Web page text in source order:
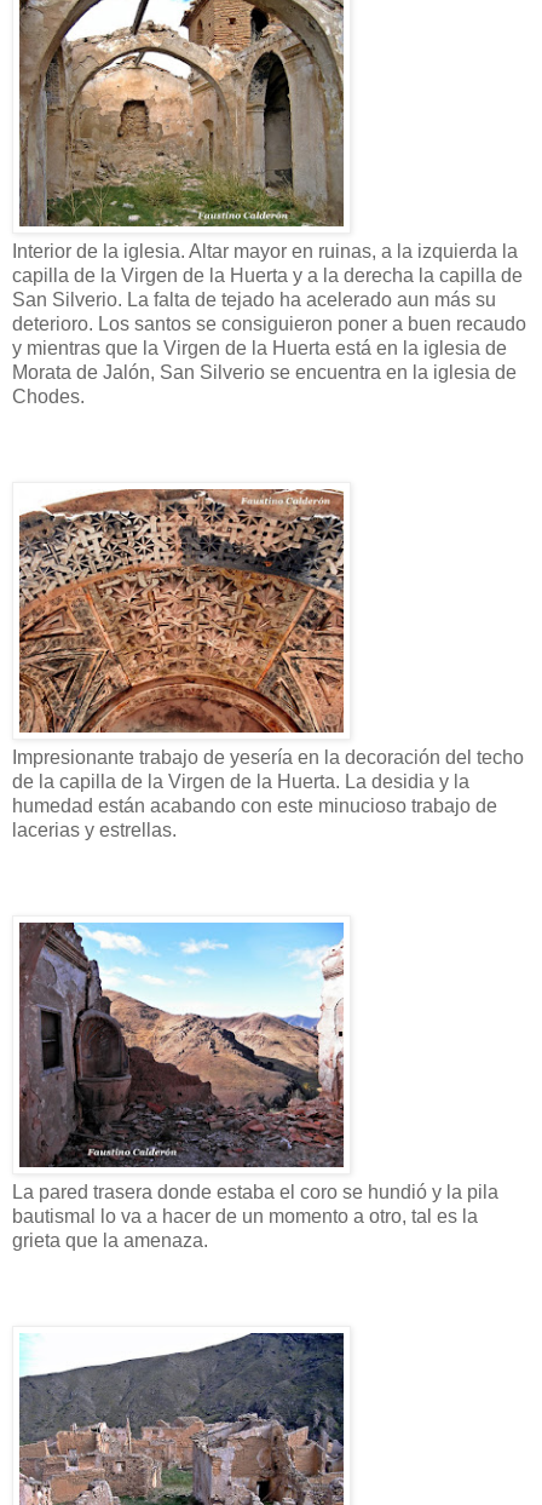
Interior de la iglesia. Altar mayor en ruinas, a la izquierda la
capilla de la Virgen de la Huerta y a la derecha la capilla de
San Silverio. La falta de tejado ha acelerado aun más su
deterioro. Los santos se consiguieron poner a buen recaudo
y mientras que la Virgen de la Huerta está en la iglesia de
Morata de Jalón, San Silverio se encuentra en la iglesia de
Chodes.
Impresionante trabajo de yesería en la decoración del techo
de la capilla de la Virgen de la Huerta. La desidia y la
humedad están acabando con este minucioso trabajo de
lacerias y estrellas.
La pared trasera donde estaba el coro se hundió y la pila
bautismal lo va a hacer de un momento a otro, tal es la
grieta que la amenaza.